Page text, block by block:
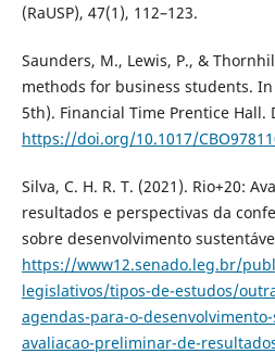
(RaUSP), 47(1), 112–123.
Saunders, M., Lewis, P., &
methods for business students.
5th). Financial Time Prentice Hall.
https://doi.org/10.1017/
Silva, C. H. R. T. (2021). Rio+20:
resultados e perspectivas da
sobre desenvolvimento
https://www12.senado.leg.br/
legislativos/tipos-de-estudos/
agendas-para-o-
avaliacao-preliminar-de-